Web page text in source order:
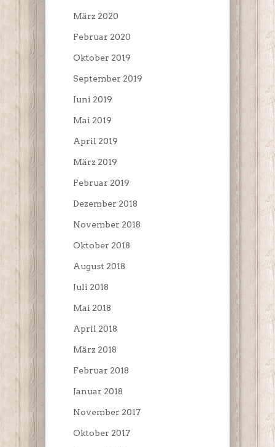
März 2020
Februar 2020
Oktober 2019
September 2019
Juni 2019
Mai 2019
April 2019
März 2019
Februar 2019
Dezember 2018
November 2018
Oktober 2018
August 2018
Juli 2018
Mai 2018
April 2018
März 2018
Februar 2018
Januar 2018
November 2017
Oktober 2017